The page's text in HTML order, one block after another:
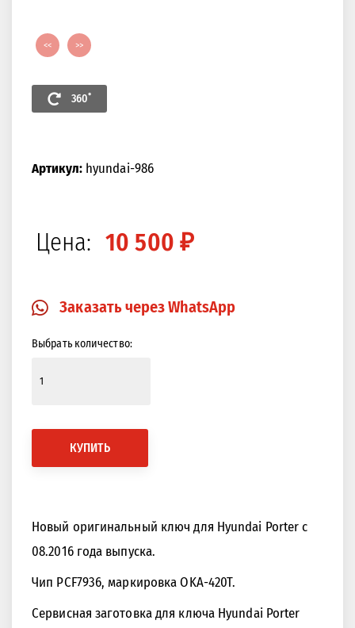
<< >>
360˚
Артикул:hyundai-986
Цена: 10 500 ₽
Заказать через WhatsApp
Выбрать количество:
КУПИТЬ
Новый оригинальный ключ для Hyundai Porter с
08.2016 года выпуска.
Чип PCF7936, маркировка OKA-420T.
Сервисная заготовка для ключа Hyundai Porter